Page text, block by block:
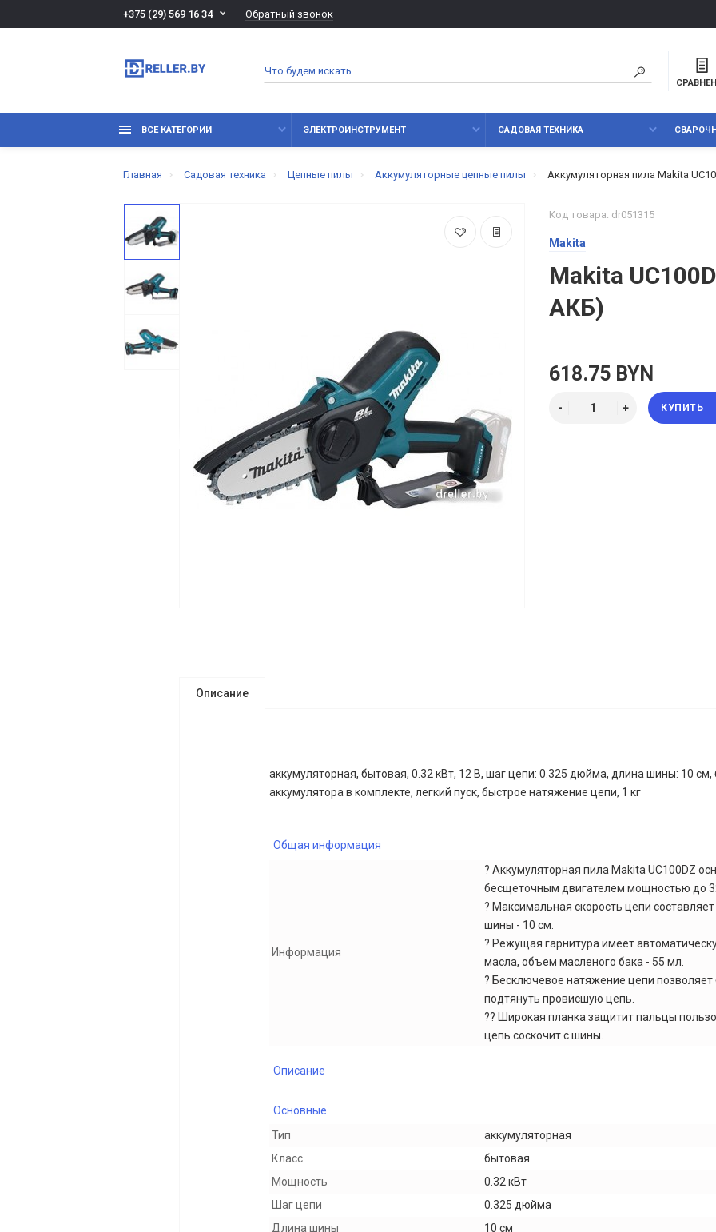
+375 (29) 569 16 34 Обратный звонок
ВСЕ КАТЕГОРИИ ЭЛЕКТРОИНСТРУМЕНТ САДОВАЯ ТЕХНИКА
Главная Садовая техника Цепные пилы Аккумуляторные цепные пилы Аккумуляторная пила Makita
Код товара: dr051315
Makita
Makita
АКБ)
618.75 BYN
КУПИТЬ
Описание
аккумуляторная, бытовая, 0.32 кВт, 12 В, шаг цепи: 0.325 дюйма, длина шины: 10 см,
аккумулятора в комплекте, легкий пуск, быстрое натяжение цепи, 1 кг
Общая информация
Информация
? Аккумуляторная пила Makita UC100DZ
бесщеточным двигателем мощностью до
? Максимальная скорость цепи
шины - 10 см.
? Режущая гарнитура имеет
масла, объем масленого бака - 55 мл.
? Бесключевое натяжение цепи позволяет
подтянуть провисшую цепь.
?? Широкая планка защитит пальцы
цепь соскочит с шины.
Описание
Основные
Тип
аккумуляторная
Класс
бытовая
Мощность
0.32 кВт
Шаг цепи
0.325 дюйма
Длина шины
10 см